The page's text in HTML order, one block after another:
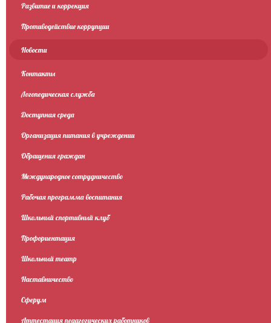
Развитие и коррекция
Противодействие коррупции
Новости
Контакты
Логопедическая служба
Доступная среда
Организация питания в учреждении
Обращения граждан
Международное сотрудничество
Рабочая программа воспитания
Школьный спортивный клуб
Профориентация
Школьный театр
Наставничество
Сферум
Аттестация педагогических работников